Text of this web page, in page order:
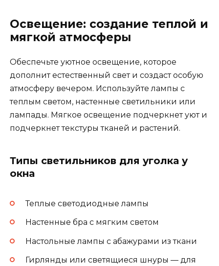
Освещение: создание теплой и
мягкой атмосферы
Обеспечьте уютное освещение, которое
дополнит естественный свет и создаст особую
атмосферу вечером. Используйте лампы с
теплым светом, настенные светильники или
лампады. Мягкое освещение подчеркнет уют и
подчеркнет текстуры тканей и растений.
Типы светильников для уголка у
окна
Теплые светодиодные лампы
Настенные бра с мягким светом
Настольные лампы с абажурами из ткани
Гирлянды или светящиеся шнуры — для